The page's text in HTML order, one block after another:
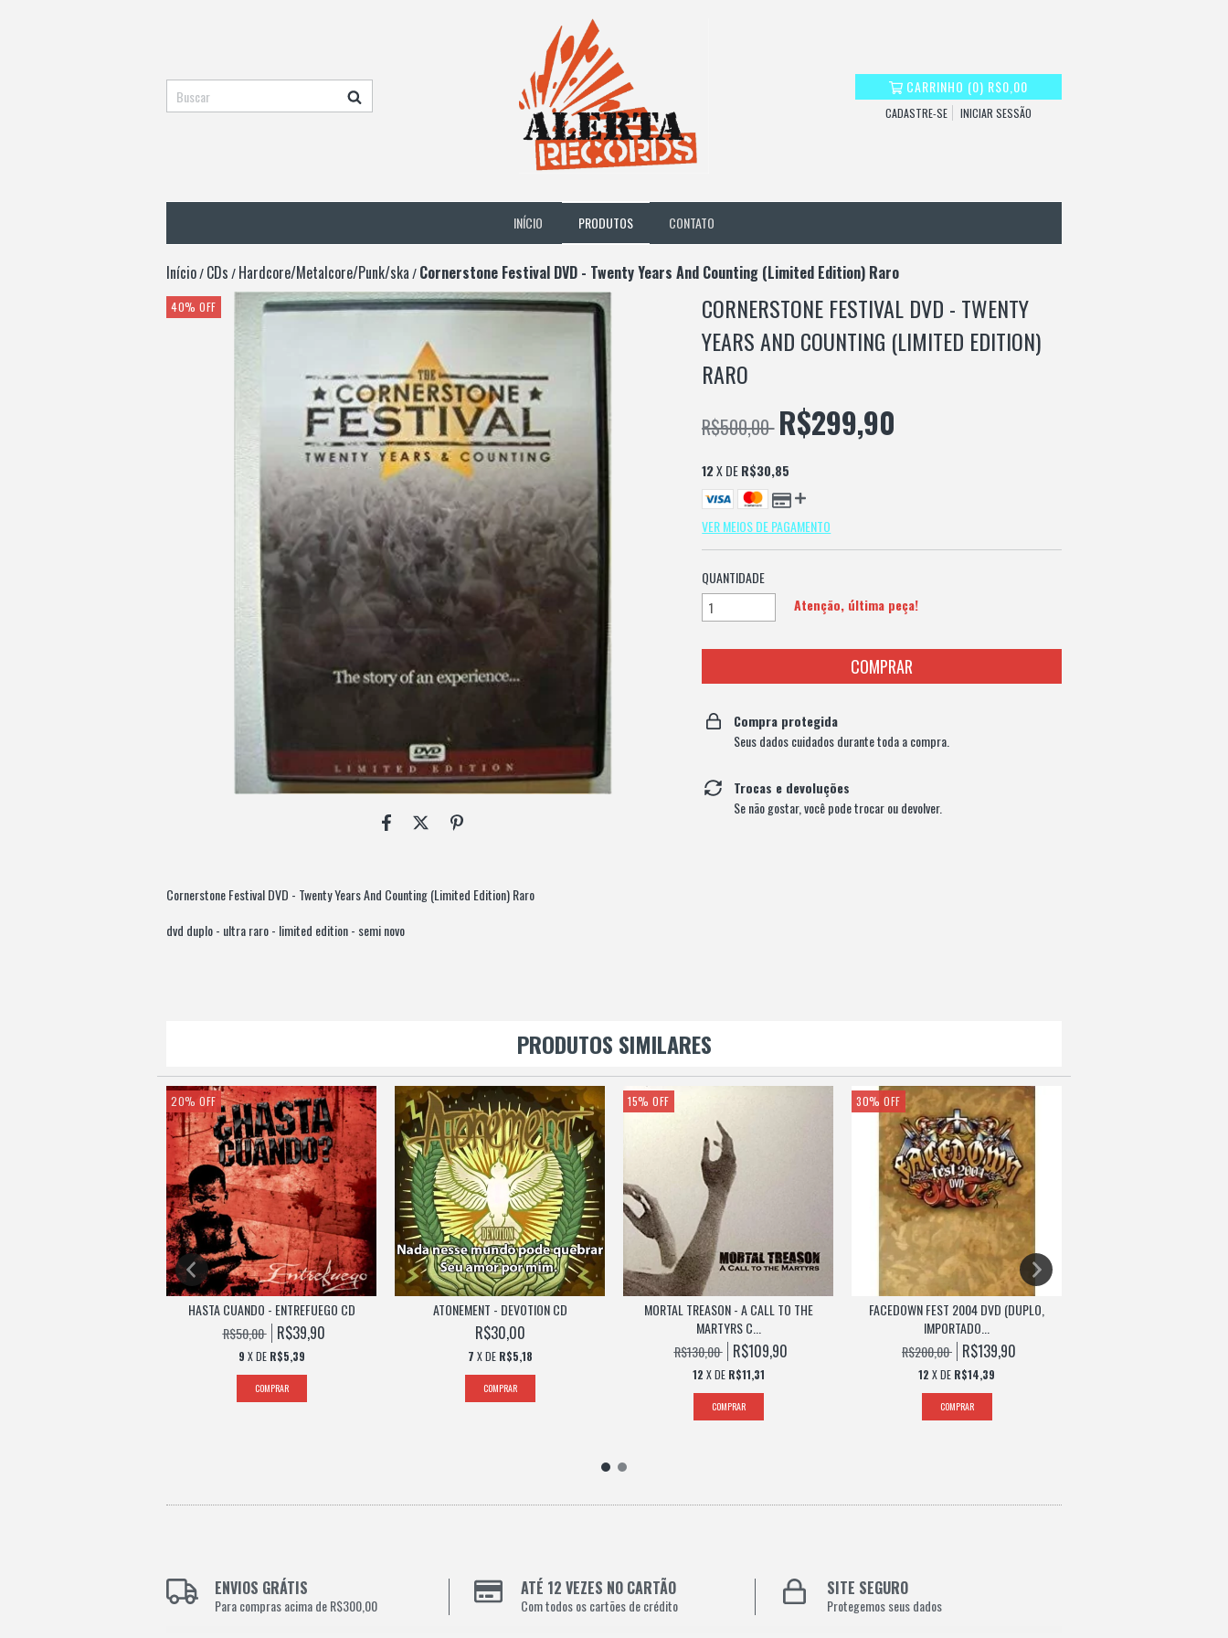
CARRINHO (0) R$0,00
CADASTRE-SE INICIAR SESSÃO
INÍCIO PRODUTOS CONTATO
Início/CDs/Hardcore/Metalcore/Punk/ska/Cornerstone Festival DVD - Twenty Years And Counting (Limited Edition) Raro
40% OFF
Cornerstone Festival DVD - Twenty Years And Counting (Limited Edition) Raro
dvd duplo - ultra raro - limited edition - semi novo
CORNERSTONE FESTIVAL DVD - TWENTY
YEARS AND COUNTING (LIMITED EDITION)
RARO
R$500,00 R$299,90
12X DER$30,85
VER MEIOS DE PAGAMENTO
QUANTIDADE
Atenção, última peça!
Compra protegida
Seus dados cuidados durante toda a compra.
Trocas e devoluções
Se não gostar, você pode trocar ou devolver.
PRODUTOS SIMILARES
20% OFF
HASTA CUANDO - ENTREFUEGO CD
R$50,00 R$39,90
9 X DE R$5,39
ATONEMENT - DEVOTION CD
R$30,00
7 X DE R$5,18
15% OFF
MORTAL TREASON - A CALL TO THE
MARTYRS C...
R$130,00 R$109,90
12 X DE R$11,31
30% OFF
FACEDOWN FEST 2004 DVD (DUPLO,
IMPORTADO...
R$200,00 R$139,90
12 X DE R$14,39
ENVIOS GRÁTIS
Para compras acima de R$300,00
ATÉ 12 VEZES NO CARTÃO
Com todos os cartões de crédito
SITE SEGURO
Protegemos seus dados